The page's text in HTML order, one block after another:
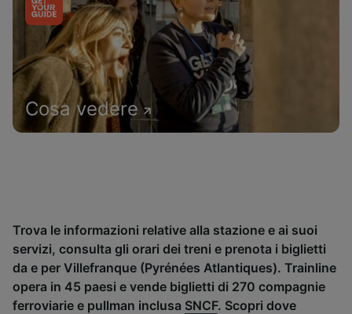
Cosa vedere
Trova le informazioni relative alla stazione e ai suoi
servizi, consulta gli orari dei treni e prenota i biglietti
da e per Villefranque (Pyrénées Atlantiques). Trainline
opera in 45 paesi e vende biglietti di 270 compagnie
ferroviarie e pullman inclusa SNCF. Scopri dove